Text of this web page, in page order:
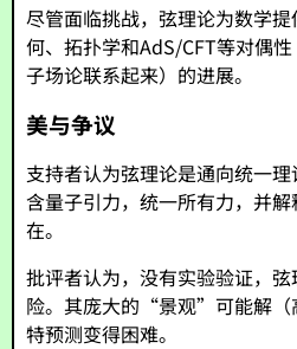
尽管面临挑战，弦理论为数学
何、拓扑学和AdS/CFT等对偶
子场论联系起来）的进展。
美与争议
支持者认为弦理论是通向统一
含量子引力，统一所有力，并
在。
批评者认为，没有实验验证，
险。其庞大的“景观”可能解（
特预测变得困难。